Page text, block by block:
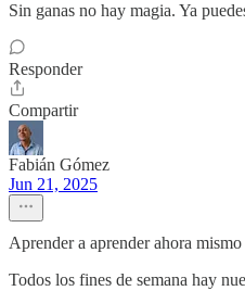
Sin ganas no hay magia. Ya
Responder
Compartir
Fabián Gómez
Jun 21, 2025
Aprender a aprender ahora
Todos los fines de semana hay